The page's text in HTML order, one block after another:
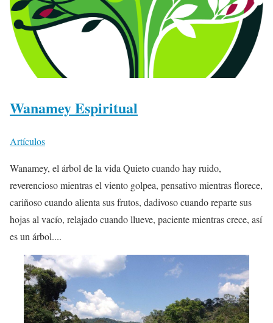
Wanamey Espiritual
Artículos
Wanamey, el árbol de la vida Quieto cuando hay ruido,
reverencioso mientras el viento golpea, pensativo mientras florece,
cariñoso cuando alienta sus frutos, dadivoso cuando reparte sus
hojas al vacío, relajado cuando llueve, paciente mientras crece, así
es un árbol....